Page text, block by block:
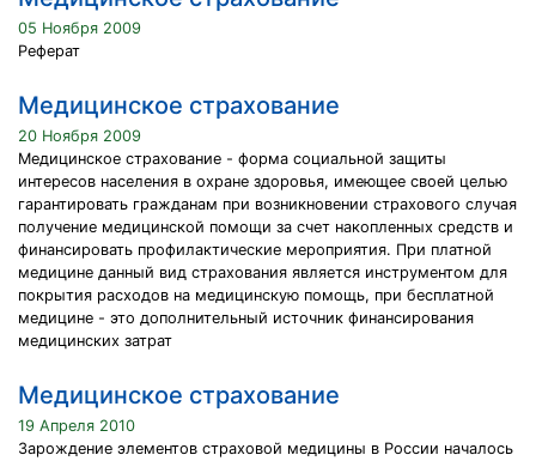
05 Ноября 2009
Реферат
Медицинское страхование
20 Ноября 2009
Медицинское страхование - форма социальной защиты
интересов населения в охране здоровья, имеющее своей целью
гарантировать гражданам при возникновении страхового случая
получение медицинской помощи за счет накопленных средств и
финансировать профилактические мероприятия. При платной
медицине данный вид страхования является инструментом для
покрытия расходов на медицинскую помощь, при бесплатной
медицине - это дополнительный источник финансирования
медицинских затрат
Медицинское страхование
19 Апреля 2010
Зарождение элементов страховой медицины в России началось